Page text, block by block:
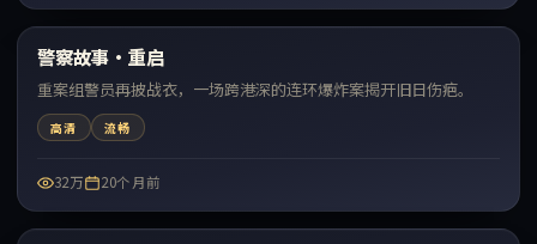
最新
警察故事·重启
重案组警员再披战衣，一场跨港深的连环爆炸案揭开旧日伤疤。
高清 流畅
32万 20个月前